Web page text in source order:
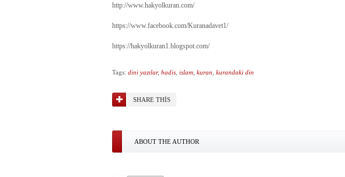
http://www.hakyolkuran.com/
https://www.facebook.com/Kuranadavet1/
https://hakyolkuran1.blogspot.com/
Tags: dini yazılar, hadis islam kuran kurandaki din
SHARE THIS
ABOUT THE AUTHOR